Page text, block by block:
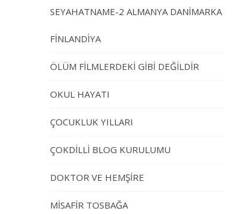
SEYAHATNAME-2 ALMANYA DANİMARKA
FİNLANDİYA
ÖLÜM FİLMLERDEKİ GİBİ DEĞİLDİR
OKUL HAYATI
ÇOCUKLUK YILLARI
ÇOKDİLLİ BLOG KURULUMU
DOKTOR VE HEMŞİRE
MİSAFİR TOSBAĞA